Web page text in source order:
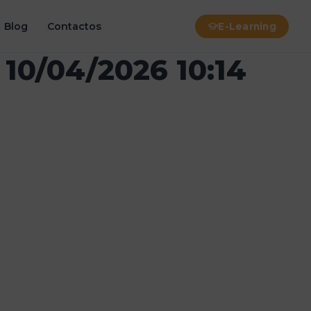
Blog Contactos E-Learning
04/2026 10:14